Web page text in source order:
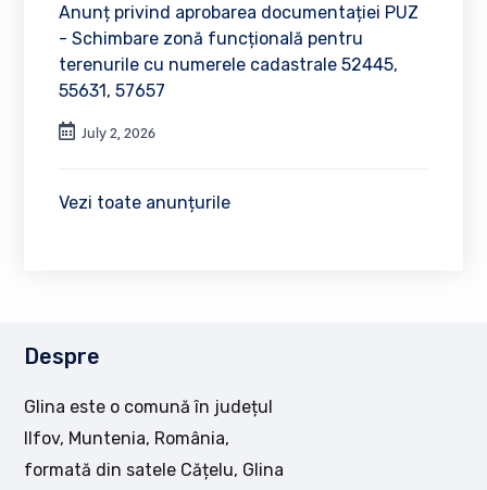
Anunț privind aprobarea documentației PUZ
- Schimbare zonă funcțională pentru
terenurile cu numerele cadastrale 52445,
55631, 57657
July 2, 2026
Vezi toate anunțurile
Despre
Glina este o comună în județul
Ilfov, Muntenia, România,
formată din satele Cățelu, Glina